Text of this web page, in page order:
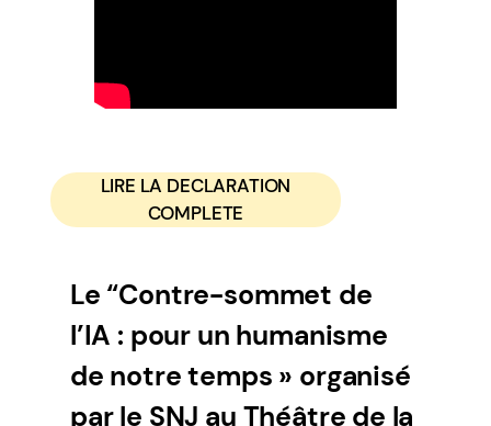
LIRE LA DECLARATION
COMPLETE
Le “Contre-sommet de
l’IA : pour un humanisme
de notre temps » organisé
par le SNJ au Théâtre de la